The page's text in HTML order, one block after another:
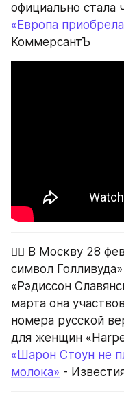
официально стала
«Европа
КоммерсантЪ
🧍‍♀️ В Москву 28
символ
«Рэдиссон
марта она
номера русской
для женщин
«Шарон Стоун не
молока» -